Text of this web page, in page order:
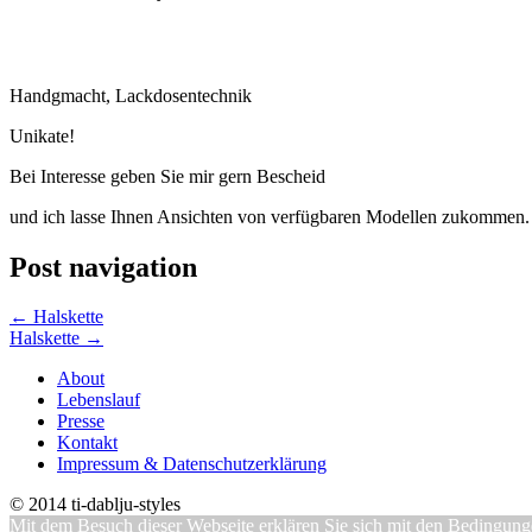
Handgmacht, Lackdosentechnik
Unikate!
Bei Interesse geben Sie mir gern Bescheid
und ich lasse Ihnen Ansichten von verfügbaren Modellen zukommen.
Post navigation
← Halskette
Halskette →
About
Lebenslauf
Presse
Kontakt
Impressum & Datenschutzerklärung
© 2014 ti-dablju-styles
Mit dem Besuch dieser Webseite erklären Sie sich mit den